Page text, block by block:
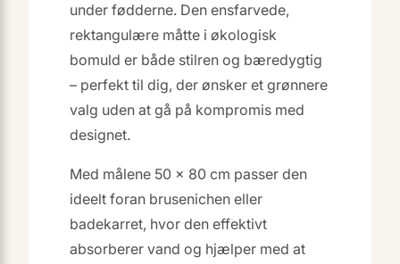
under fødderne. Den ensfarvede,
rektangulære måtte i økologisk
bomuld er både stilren og bæredygtig
– perfekt til dig, der ønsker et grønnere
valg uden at gå på kompromis med
designet.
Med målene 50 × 80 cm passer den
ideelt foran brusenichen eller
badekarret, hvor den effektivt
absorberer vand og hjælper med at